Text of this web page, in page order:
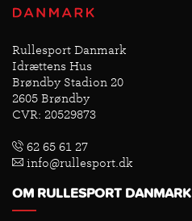
Rullesport Danmark
Idrættens Hus
Brøndby Stadion 20
2605 Brøndby
CVR: 20529873
62 65 61 27
info@rullesport.dk
OM RULLESPORT DANMARK